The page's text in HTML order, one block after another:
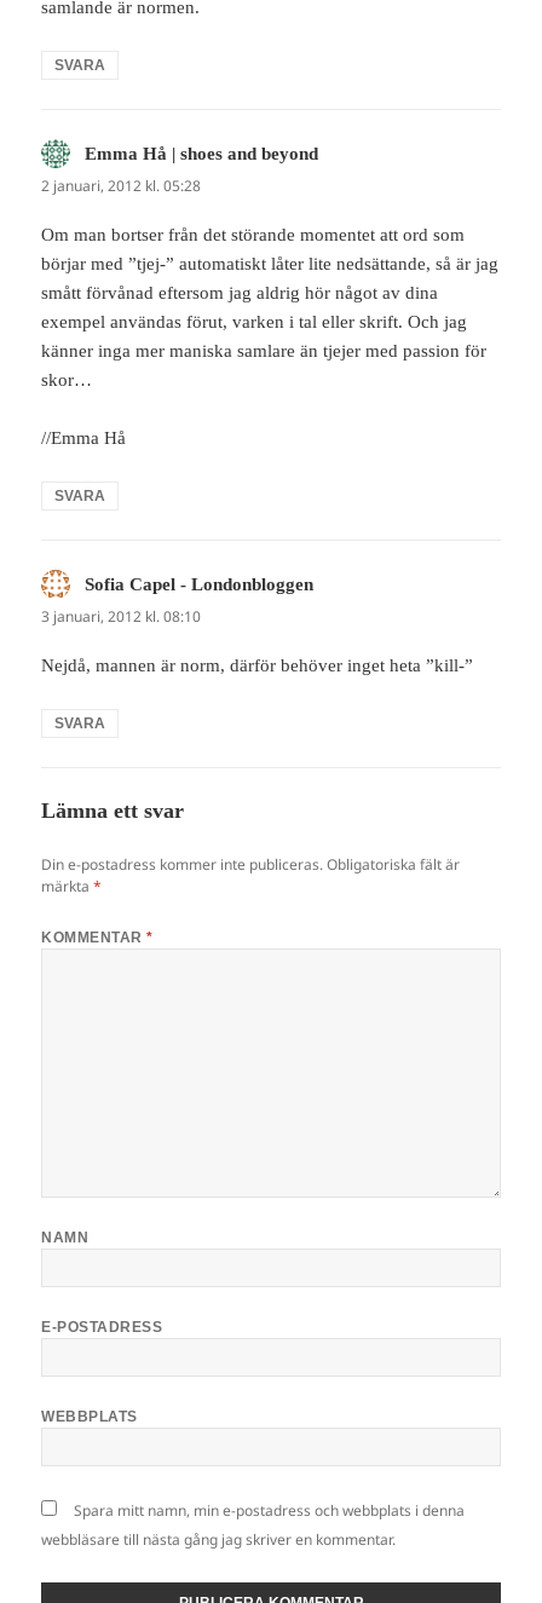
samlande är normen.
SVARA
Emma Hå | shoes and beyond
2 januari, 2012 kl. 05:28
Om man bortser från det störande momentet att ord som
börjar med ”tjej-” automatiskt låter lite nedsättande, så är jag
smått förvånad eftersom jag aldrig hör något av dina
exempel användas förut, varken i tal eller skrift. Och jag
känner inga mer maniska samlare än tjejer med passion för
skor…
//Emma Hå
SVARA
Sofia Capel - Londonbloggen
3 januari, 2012 kl. 08:10
Nejdå, mannen är norm, därför behöver inget heta ”kill-”
SVARA
Lämna ett svar
Din e-postadress kommer inte publiceras. Obligatoriska fält är
märkta*
KOMMENTAR*
NAMN
E-POSTADRESS
WEBBPLATS
Spara mitt namn, min e-postadress och webbplats i denna
webbläsare till nästa gång jag skriver en kommentar.